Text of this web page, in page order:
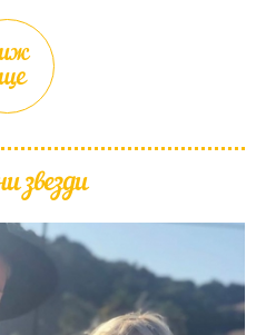
звезди